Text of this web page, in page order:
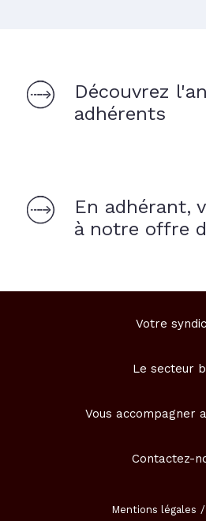
Découvrez
adhérents
En adhérant,
à notre offre
Votre
Le secteur
Vous accompagner
Contactez-
Mentions légales